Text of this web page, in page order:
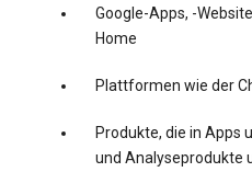
Google-Apps, -
Home
Plattformen wie der
Produkte, die in Apps
und Analyseprodukte